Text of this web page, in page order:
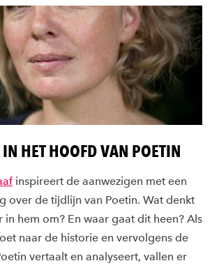
HET HOOFD VAN POETIN
inspireert de aanwezigen met een
over de tijdlijn van Poetin. Wat denkt
in hem om? En waar gaat dit heen? Als
naar de historie en vervolgens de
vertaalt en analyseert, vallen er